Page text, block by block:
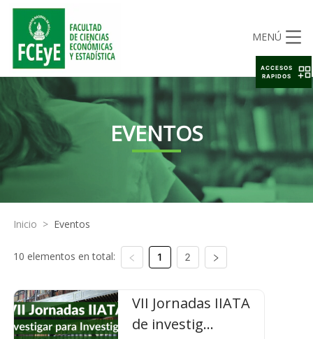
MENÚ
EVENTOS
Inicio > Eventos
10 elementos en total: 1 2
VII Jornadas IIATA
de investig...
ACCESOS
RAPIDOS